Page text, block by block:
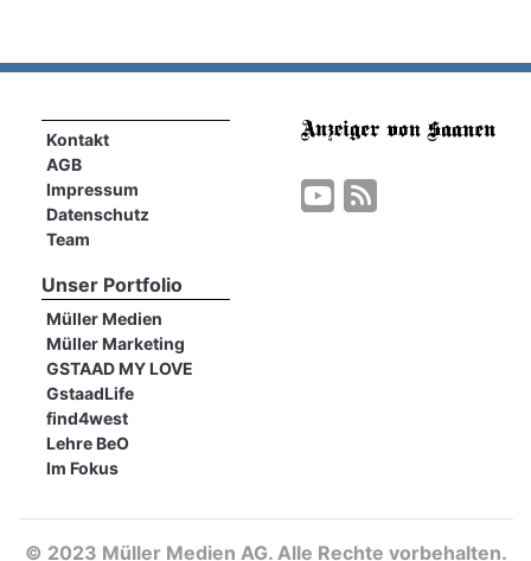
Kontakt
AGB
Impressum
Datenschutz
Team
Unser Portfolio
Müller Medien
Müller Marketing
GSTAAD MY LOVE
GstaadLife
find4west
Lehre BeO
Im Fokus
© 2023 Müller Medien AG. Alle Rechte vorbehalten.